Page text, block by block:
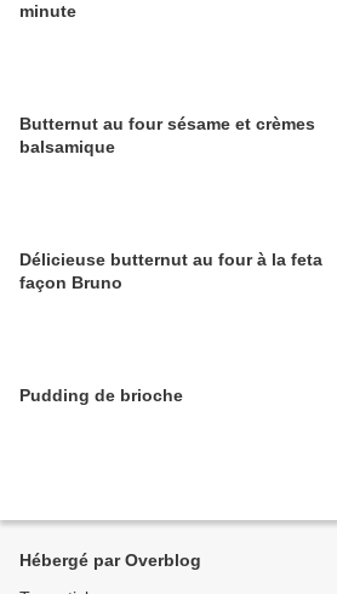
minute
Butternut au four sésame et crèmes
balsamique
Délicieuse butternut au four à la feta
façon Bruno
Pudding de brioche
Hébergé par Overblog